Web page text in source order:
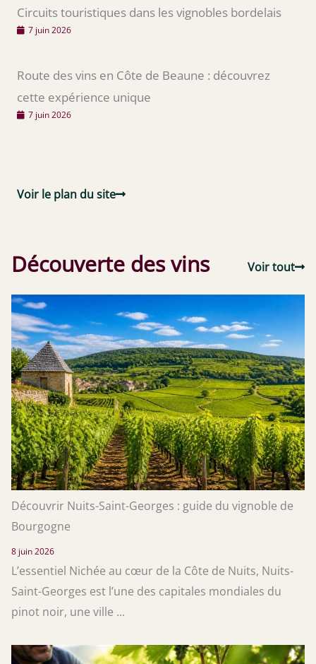
Circuits touristiques dans les vignobles bordelais
7 juin 2026
Route des vins en Côte de Beaune : découvrez
cette expérience unique
7 juin 2026
Voir le plan du site
Découverte des vins Voir tout
Découvrir Nuits-Saint-Georges : guide du vignoble de
Bourgogne
8 juin 2026
L’essentiel Nichée au cœur de la Côte de Nuits, Nuits-
Saint-Georges est l’une des capitales mondiales du
pinot noir, une ville ...